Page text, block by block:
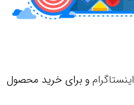
اینستاگرامو برای خرید محصول